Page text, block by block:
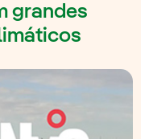
grandes